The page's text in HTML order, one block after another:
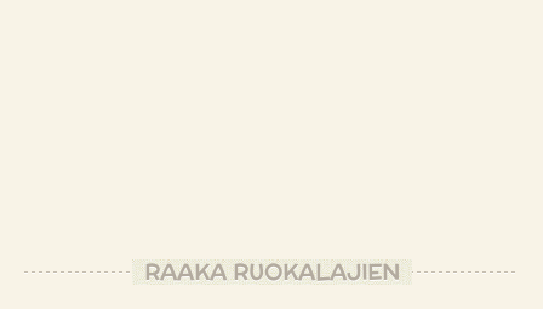
RAAKA RUOKALAJIEN